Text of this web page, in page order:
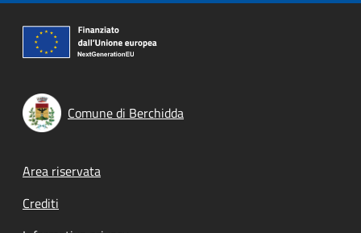
Comune di Berchidda
Footer menu
Area riservata
Crediti